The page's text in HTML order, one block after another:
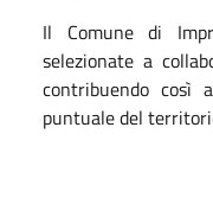
Il Comune di
selezionate a
contribuendo così
puntuale del